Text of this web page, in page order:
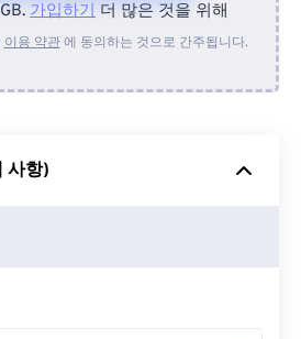
에서
드라이브에서
가입하기 더 많은 것을 위해
이용 약관에 동의하는 것으로 간주됩니다.
사항)